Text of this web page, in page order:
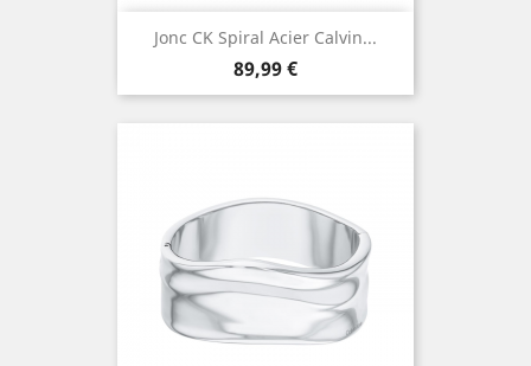
Jonc CK Spiral Acier Calvin...
Prix
89,99 €